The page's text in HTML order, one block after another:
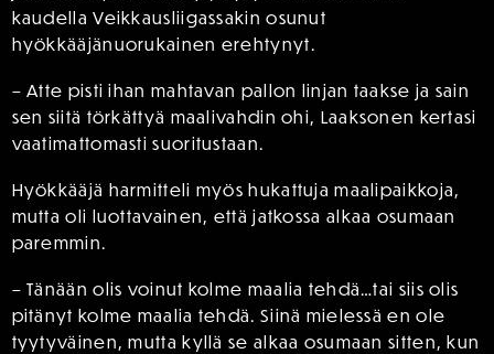
kaudella Veikkausliigassakin osunut
hyökkääjänuorukainen erehtynyt.
– Atte pisti ihan mahtavan pallon linjan taakse ja sain
sen siitä törkättyä maalivahdin ohi, Laaksonen kertasi
vaatimattomasti suoritustaan.
Hyökkääjä harmitteli myös hukattuja maalipaikkoja,
mutta oli luottavainen, että jatkossa alkaa osumaan
paremmin.
– Tänään olis voinut kolme maalia tehdä…tai siis olis
pitänyt kolme maalia tehdä. Siinä mielessä en ole
tyytyväinen, mutta kyllä se alkaa osumaan sitten, kun